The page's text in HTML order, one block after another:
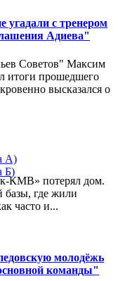
с тренером
Адиева"
Советов" Максим
итоги прошедшего
высказался о
КМВ» потерял дом.
базы, где жили
часто и...
молодёжь
команды"
А)
Б)